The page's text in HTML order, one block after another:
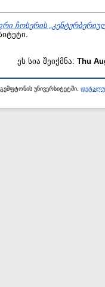
ჩოსერის
ეს სია შეიქმნა: Thu
უნივერსიტეტში.